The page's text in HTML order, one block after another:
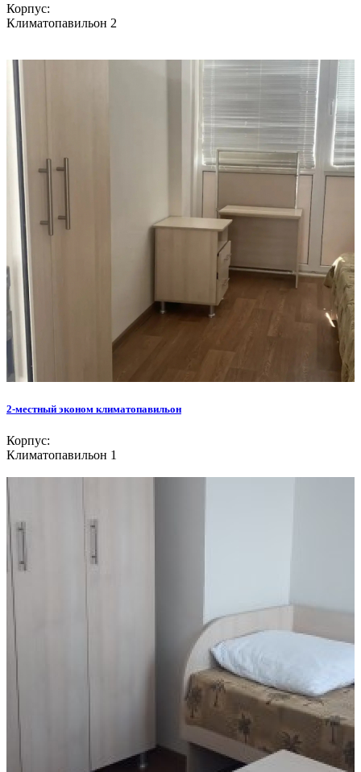
Корпус:
Климатопавильон 2
2-местный эконом климатопавильон
Корпус:
Климатопавильон 1